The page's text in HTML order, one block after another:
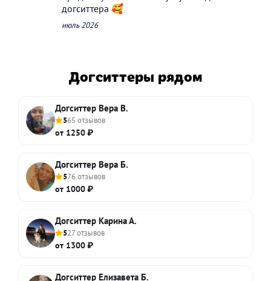
догситтера 🥰
июль 2026
Догситтеры рядом
Догситтер Вера В.
565 отзывов
от 1250 ₽
Догситтер Вера Б.
576 отзывов
от 1000 ₽
Догситтер Карина А.
527 отзывов
от 1300 ₽
Догситтер Елизавета Б.